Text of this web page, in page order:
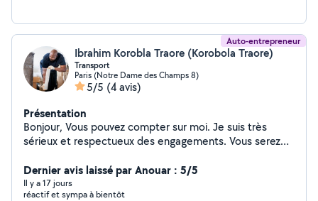
Auto-entrepreneur
Ibrahim Korobla Traore (Korobola Traore)
Transport
Paris (Notre Dame des Champs 8)
5/5 (4 avis)
Présentation
Bonjour, Vous pouvez compter sur moi. Je suis très
sérieux et respectueux des engagements. Vous serez
confiance en moi. Merci beaucoup pour votre retour.
Dernier avis laissé par Anouar : 5/5
Il y a 17 jours
réactif et sympa à bientôt